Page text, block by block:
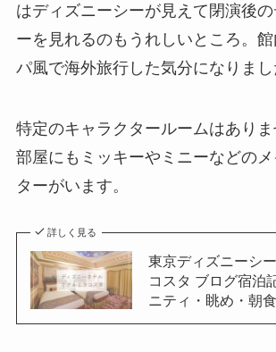
はディズニーシーが見えて閉演後
ーを見れるのもうれしいところ。
パ風で海外旅行した気分になりまし
特定のキャラクタールームはあり
部屋にもミッキーやミニーなどの
ターがいます。
詳しく見る
東京ディズニーシ
コスタ ブログ宿泊
ニティ・眺め・朝